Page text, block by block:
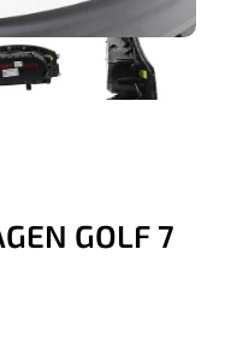
GOLF 7